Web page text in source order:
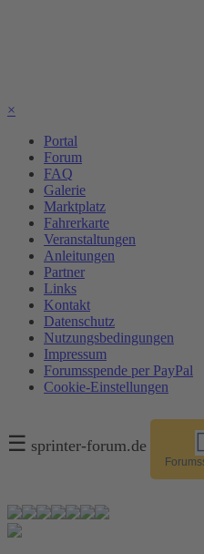
×
Portal
Forum
FAQ
Galerie
Marktplatz
Fahrerkarte
Veranstaltungen
Anleitungen
Partner
Links
Kontakt
Datenschutz
Nutzungsbedingungen
Impressum
Forumsspende per PayPal
Cookie-Einstellungen
☰ sprinter-forum.de